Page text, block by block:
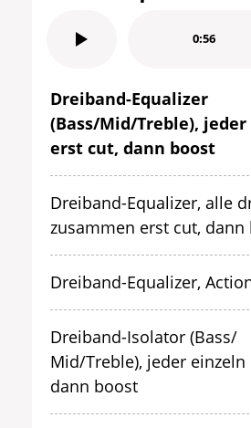
0:56
Dreiband-Equalizer
(Bass/Mid/Treble),
erst cut, dann boost
Dreiband-Equalizer, alle
zusammen erst cut, dann
Dreiband-Equalizer,
Dreiband-Isolator (Bass/
Mid/Treble), jeder einzeln
dann boost